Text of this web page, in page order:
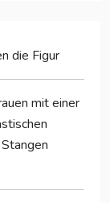
die Figur
mit einer